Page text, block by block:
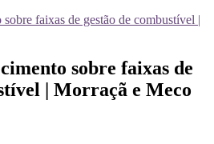
sobre faixas de
| Morraçã e Meco